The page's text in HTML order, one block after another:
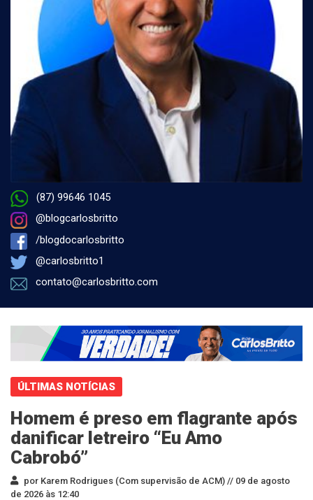
(87) 99646 1045
@blogcarlosbritto
/blogdocarlosbritto
@carlosbritto1
contato@carlosbritto.com
ÚLTIMAS NOTÍCIAS
Homem é preso em flagrante após
danificar letreiro “Eu Amo
Cabrobó”
por Karem Rodrigues (Com supervisão de ACM) // 09 de agosto
de 2026 às 12:40